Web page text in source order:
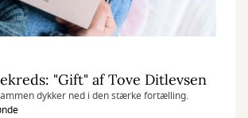
"Gift" af Tove Ditlevsen
dykker ned i den stærke fortælling.